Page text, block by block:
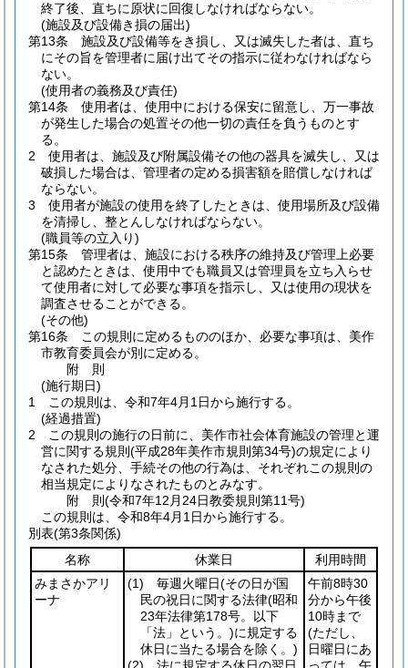
終了後、直ちに原状に回復しなければならない。
(施設及び設備き損の届出)
第13条
施設及び設備等をき損し、又は滅失した者は、直ち
にその旨を管理者に届け出てその指示に従わなければなら
ない。
(使用者の義務及び責任)
第14条
使用者は、使用中における保安に留意し、万一事故
が発生した場合の処置その他一切の責任を負うものとす
る。
2
使用者は、施設及び附属設備その他の器具を滅失し、又は
破損した場合は、管理者の定める損害額を賠償しなければ
ならない。
3
使用者が施設の使用を終了したときは、使用場所及び設備
を清掃し、整とんしなければならない。
(職員等の立入り)
第15条
管理者は、施設における秩序の維持及び管理上必要
と認めたときは、使用中でも職員又は管理員を立ち入らせ
て使用者に対して必要な事項を指示し、又は使用の現状を
調査させることができる。
(その他)
第16条
この規則に定めるもののほか、必要な事項は、美作
市教育委員会が別に定める。
附 則
(施行期日)
1
この規則は、令和7年4月1日から施行する。
(経過措置)
2
この規則の施行の日前に、美作市社会体育施設の管理と運
営に関する規則 (平成28年美作市規則第34号)の規定により
なされた処分、手続その他の行為は、それぞれこの規則の
相当規定によりなされたものとみなす。
附 則(令和7年12月24日教委規則第11号)
この規則は、令和8年4月1日から施行する。
別表(第3条関係)
名称
休業日
利用時間
みまさかアリ
ーナ
(1) 毎週火曜日(その日が国
民の祝日に関する法律(昭和
23年法律第178号。以下
「法」という。)に規定する
休日に当たる場合を除く。)
午前8時30
分から午後
10時まで
(ただし、
日曜日にあ